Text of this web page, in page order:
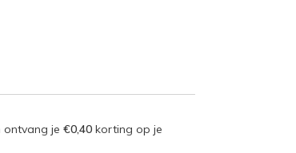
je €0,40korting op je